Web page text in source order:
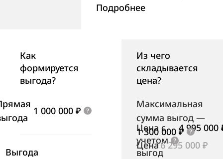
Подробнее
Как
формируется
выгода?
1 000 000 ₽
Выгода
Из чего
складывается
цена?
Максимальная
сумма выгод —
1 300 000 ₽
Цена с
учетом
выгод
4 995 000
Цена6 295 000 ₽